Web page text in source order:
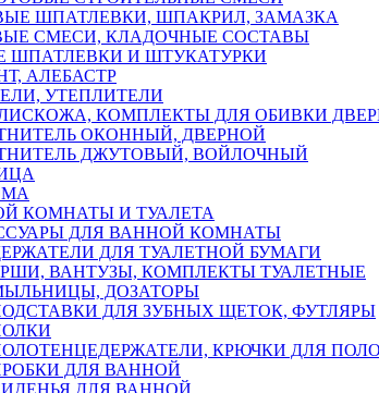
ШПАТЛЕВКИ, ШПАКРИЛ, ЗАМАЗКА
СМЕСИ, КЛАДОЧНЫЕ СОСТАВЫ
ШПАТЛЕВКИ И ШТУКАТУРКИ
АЛЕБАСТР
УТЕПЛИТЕЛИ
КОМПЛЕКТЫ ДЛЯ ОБИВКИ
ОКОННЫЙ, ДВЕРНОЙ
ДЖУТОВЫЙ, ВОЙЛОЧНЫЙ
КОМНАТЫ И ТУАЛЕТА
ДЛЯ ВАННОЙ КОМНАТЫ
ДЛЯ ТУАЛЕТНОЙ БУМАГИ
ВАНТУЗЫ, КОМПЛЕКТЫ ТУАЛЕТНЫЕ
ДОЗАТОРЫ
ДЛЯ ЗУБНЫХ ЩЕТОК, ФУТЛЯРЫ
КРЮЧКИ ДЛЯ
ДЛЯ ВАННОЙ